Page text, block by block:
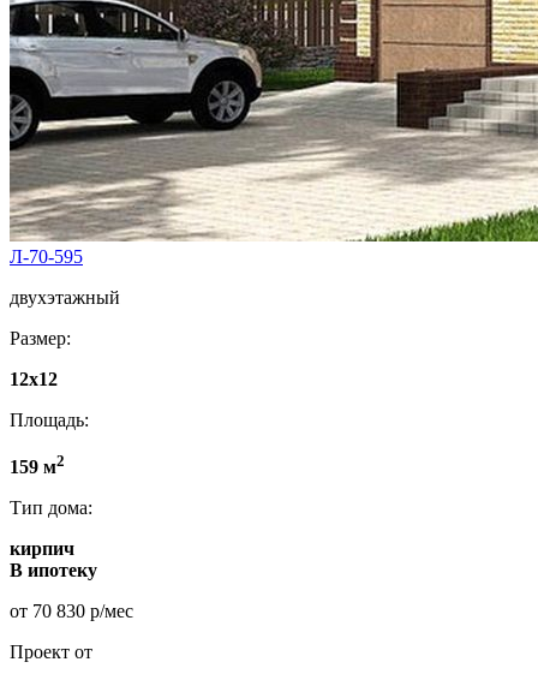
Л-70-595
двухэтажный
Размер:
12х12
Площадь:
159 м2
Тип дома:
кирпич
В ипотеку
от 70 830 р/мес
Проект от